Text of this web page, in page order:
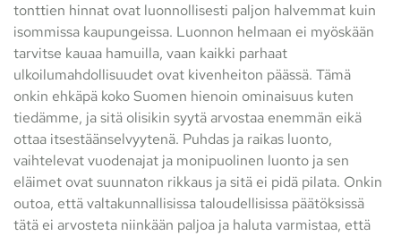
tonttien hinnat ovat luonnollisesti paljon halvemmat kuin
isommissa kaupungeissa. Luonnon helmaan ei myöskään
tarvitse kauaa hamuilla, vaan kaikki parhaat
ulkoilumahdollisuudet ovat kivenheiton päässä. Tämä
onkin ehkäpä koko Suomen hienoin ominaisuus kuten
tiedämme, ja sitä olisikin syytä arvostaa enemmän eikä
ottaa itsestäänselvyytenä. Puhdas ja raikas luonto,
vaihtelevat vuodenajat ja monipuolinen luonto ja sen
eläimet ovat suunnaton rikkaus ja sitä ei pidä pilata. Onkin
outoa, että valtakunnallisissa taloudellisissa päätöksissä
tätä ei arvosteta niinkään paljoa ja haluta varmistaa, että